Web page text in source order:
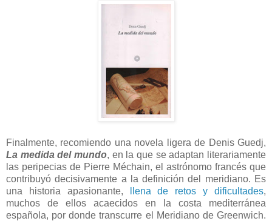
Finalmente, recomiendo una novela ligera de Denis Guedj,
La medida del mundo, en la que se adaptan literariamente
las peripecias de Pierre Méchain, el astrónomo francés que
contribuyó decisivamente a la definición del meridiano. Es
una historia apasionante,
llena de retos y dificultades,
muchos de ellos acaecidos en la costa mediterránea
española, por donde transcurre el Meridiano de Greenwich.